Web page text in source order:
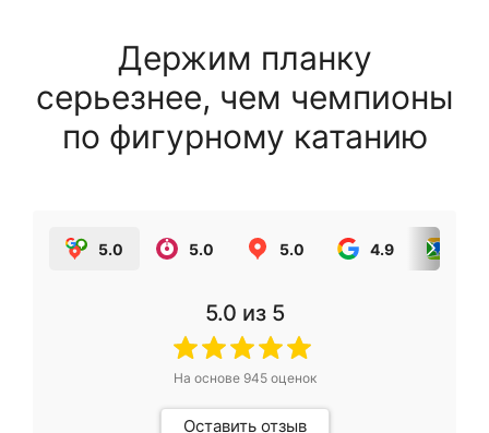
Держим планку
серьезнее, чем чемпионы
по фигурному катанию
5.0 5.0 5.0 4.9
5.0 из 5
На основе 945оценок
Оставить отзыв